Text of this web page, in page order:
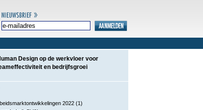
Design op de werkvloer voor
en bedrijfsgroei
2022 (1)